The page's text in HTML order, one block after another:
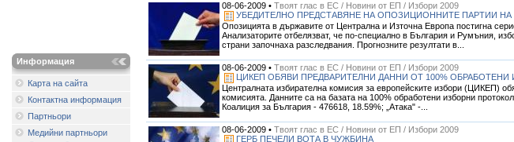
Информация
Карта на сайта
Контактна информация
Партньори
Медийни партньори
08-06-2009 • Твоят глас в ЕС / Новини от ЕП / Избори 2009
УБЕДИТЕЛНО ПРЕДСТАВЯНЕ НА ОПОЗИЦИОННИТЕ ПАРТИИ
Опозицията в държавите от Централна и Източна Европа постигна
Анализаторите отбелязват, че по-специално в България и Румъния,
страни започнаха разследвания. Прогнозните резултати в...
08-06-2009 • Твоят глас в ЕС / Новини от ЕП / Избори 2009
ЦИКЕП ОБЯВИ ПРЕДВАРИТЕЛНИ ДАННИ ОТ 100%
Централната избирателна комисия за европейските избори (ЦИКЕП)
комисията. Данните са на базата на 100% обработени изборни
Коалиция за България - 476618, 18.59%; „Атака" -...
08-06-2009 • Твоят глас в ЕС / Новини от ЕП / Избори 2009
ГЕРБ ПЕЧЕЛИ ВОТА В ЧУЖБИНА